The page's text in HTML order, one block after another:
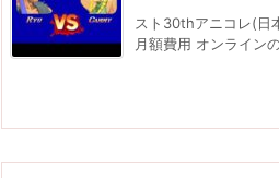
スト30thアニコレ(日
月額費用 オンライン